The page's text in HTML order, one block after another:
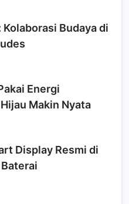
Budaya di
Energi
Makin Nyata
Display Resmi di